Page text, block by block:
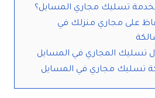
لخدمة تسليك مجاري المسايل؟
على مجاري منزلك في
تسليك المجاري في المسايل
تسليك مجاري في المسايل